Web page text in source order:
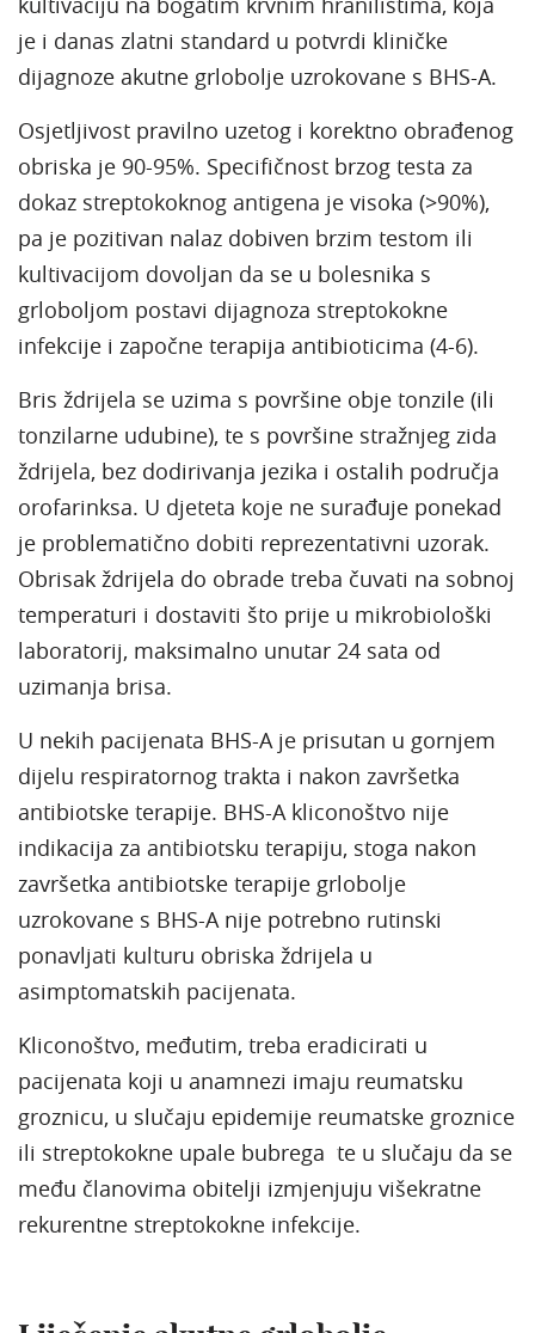
je i danas zlatni standard u potvrdi kliničke
dijagnoze akutne grlobolje uzrokovane s BHS-A.
Osjetljivost pravilno uzetog i korektno obrađenog
obriska je 90-95%. Specifičnost brzog testa za
dokaz streptokoknog antigena je visoka (>90%),
pa je pozitivan nalaz dobiven brzim testom ili
kultivacijom dovoljan da se u bolesnika s
grloboljom postavi dijagnoza streptokokne
infekcije i započne terapija antibioticima (4-6).
Bris ždrijela se uzima s površine obje tonzile (ili
tonzilarne udubine), te s površine stražnjeg zida
ždrijela, bez dodirivanja jezika i ostalih područja
orofarinksa. U djeteta koje ne surađuje ponekad
je problematično dobiti reprezentativni uzorak.
Obrisak ždrijela do obrade treba čuvati na sobnoj
temperaturi i dostaviti što prije u mikrobiološki
laboratorij, maksimalno unutar 24 sata od
uzimanja brisa.
U nekih pacijenata BHS-A je prisutan u gornjem
dijelu respiratornog trakta i nakon završetka
antibiotske terapije. BHS-A kliconoštvo nije
indikacija za antibiotsku terapiju, stoga nakon
završetka antibiotske terapije grlobolje
uzrokovane s BHS-A nije potrebno rutinski
ponavljati kulturu obriska ždrijela u
asimptomatskih pacijenata.
Kliconoštvo, međutim, treba eradicirati u
pacijenata koji u anamnezi imaju reumatsku
groznicu, u slučaju epidemije reumatske groznice
ili streptokokne upale bubrega te u slučaju da se
među članovima obitelji izmjenjuju višekratne
rekurentne streptokokne infekcije.